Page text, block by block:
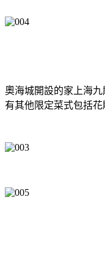
奧海城開設的家上海
有其他限定菜式包括